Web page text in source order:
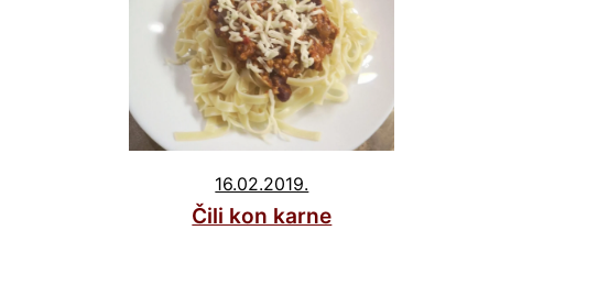
16.02.2019.
Čili kon karne